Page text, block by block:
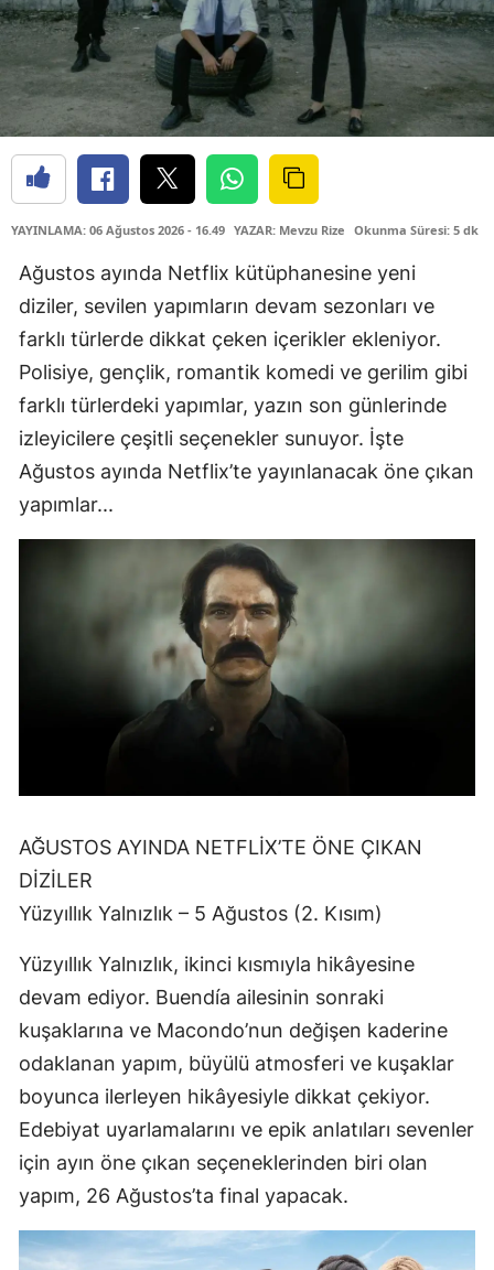
YAYINLAMA: 06 Ağustos 2026 - 16.49 YAZAR: Mevzu Rize Okunma Süresi: 5 dk
Ağustos ayında Netflix kütüphanesine yeni
diziler, sevilen yapımların devam sezonları ve
farklı türlerde dikkat çeken içerikler ekleniyor.
Polisiye, gençlik, romantik komedi ve gerilim gibi
farklı türlerdeki yapımlar, yazın son günlerinde
izleyicilere çeşitli seçenekler sunuyor. İşte
Ağustos ayında Netflix’te yayınlanacak öne çıkan
yapımlar...
AĞUSTOS AYINDA NETFLİX’TE ÖNE ÇIKAN
DİZİLER
Yüzyıllık Yalnızlık – 5 Ağustos (2. Kısım)
Yüzyıllık Yalnızlık, ikinci kısmıyla hikâyesine
devam ediyor. Buendía ailesinin sonraki
kuşaklarına ve Macondo’nun değişen kaderine
odaklanan yapım, büyülü atmosferi ve kuşaklar
boyunca ilerleyen hikâyesiyle dikkat çekiyor.
Edebiyat uyarlamalarını ve epik anlatıları sevenler
için ayın öne çıkan seçeneklerinden biri olan
yapım, 26 Ağustos’ta final yapacak.